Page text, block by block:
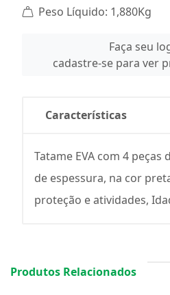
Peso Líquido: 1,880Kg
Faça seu
cadastre-se para ver
Características
Tatame EVA com 4 peças
de espessura, na cor
proteção e atividades,
Produtos Relacionados